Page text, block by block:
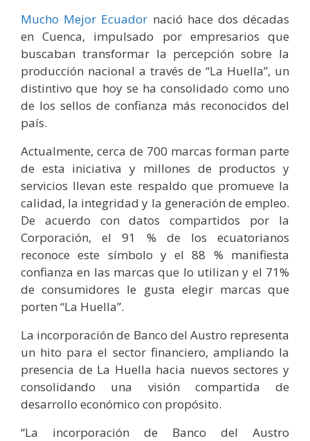
Mucho Mejor Ecuador nació hace dos décadas
en Cuenca, impulsado por empresarios que
buscaban transformar la percepción sobre la
producción nacional a través de “La Huella”, un
distintivo que hoy se ha consolidado como uno
de los sellos de confianza más reconocidos del
país.
Actualmente, cerca de 700 marcas forman parte
de esta iniciativa y millones de productos y
servicios llevan este respaldo que promueve la
calidad, la integridad y la generación de empleo.
De acuerdo con datos compartidos por la
Corporación, el 91 % de los ecuatorianos
reconoce este símbolo y el 88 % manifiesta
confianza en las marcas que lo utilizan y el 71%
de consumidores le gusta elegir marcas que
porten “La Huella”.
La incorporación de Banco del Austro representa
un hito para el sector financiero, ampliando la
presencia de La Huella hacia nuevos sectores y
consolidando una visión compartida de
desarrollo económico con propósito.
“La incorporación de Banco del Austro